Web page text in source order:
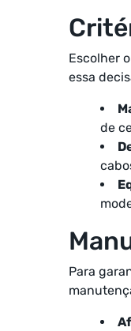
Escolher
essa
de
Para